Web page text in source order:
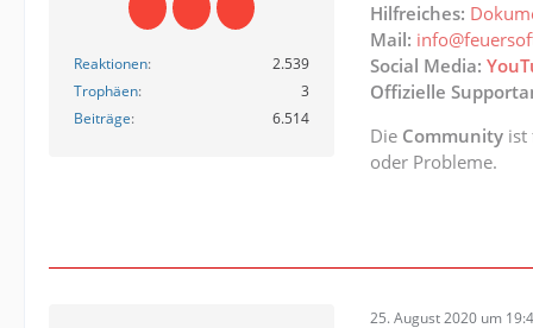
Reaktionen
2.539
Trophäen
3
Beiträge
6.514
Hilfreiches:
Mail:
Social Media:
Offizielle
Die Community ist
oder Probleme.
25. August 2020 um